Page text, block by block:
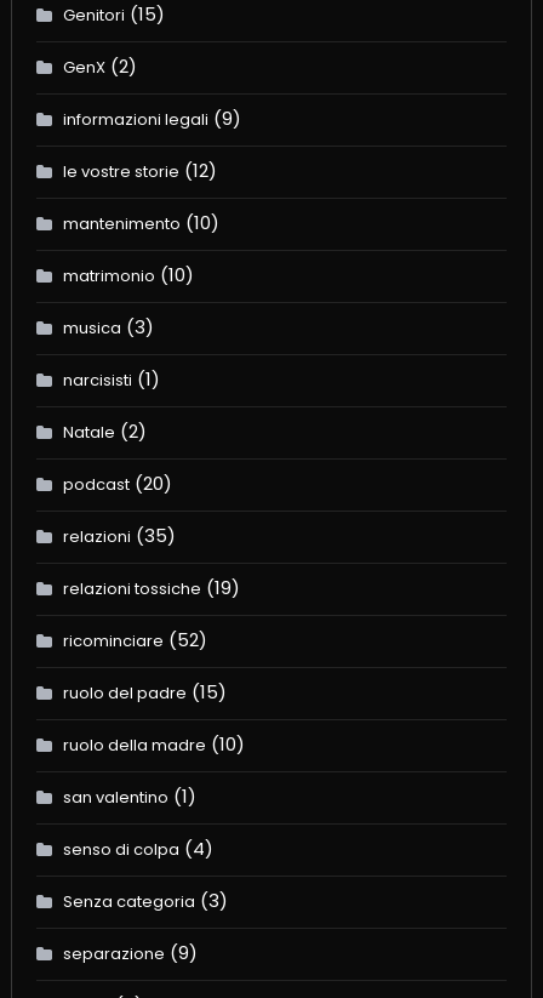
Genitori (15)
GenX(2)
informazioni legali (9)
le vostre storie (12)
mantenimento (10)
matrimonio (10)
musica (3)
narcisisti (1)
Natale (2)
podcast(20)
relazioni (35)
relazioni tossiche (19)
ricominciare (52)
ruolo del padre (15)
ruolo della madre (10)
san valentino (1)
senso di colpa (4)
Senza categoria (3)
separazione (9)